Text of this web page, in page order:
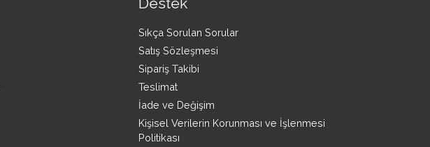
Sıkça Sorulan Sorular
Satış Sözleşmesi
Sipariş Takibi
Teslimat
İade ve Değişim
Kişisel Verilerin Korunması ve İşlenmesi
Politikası